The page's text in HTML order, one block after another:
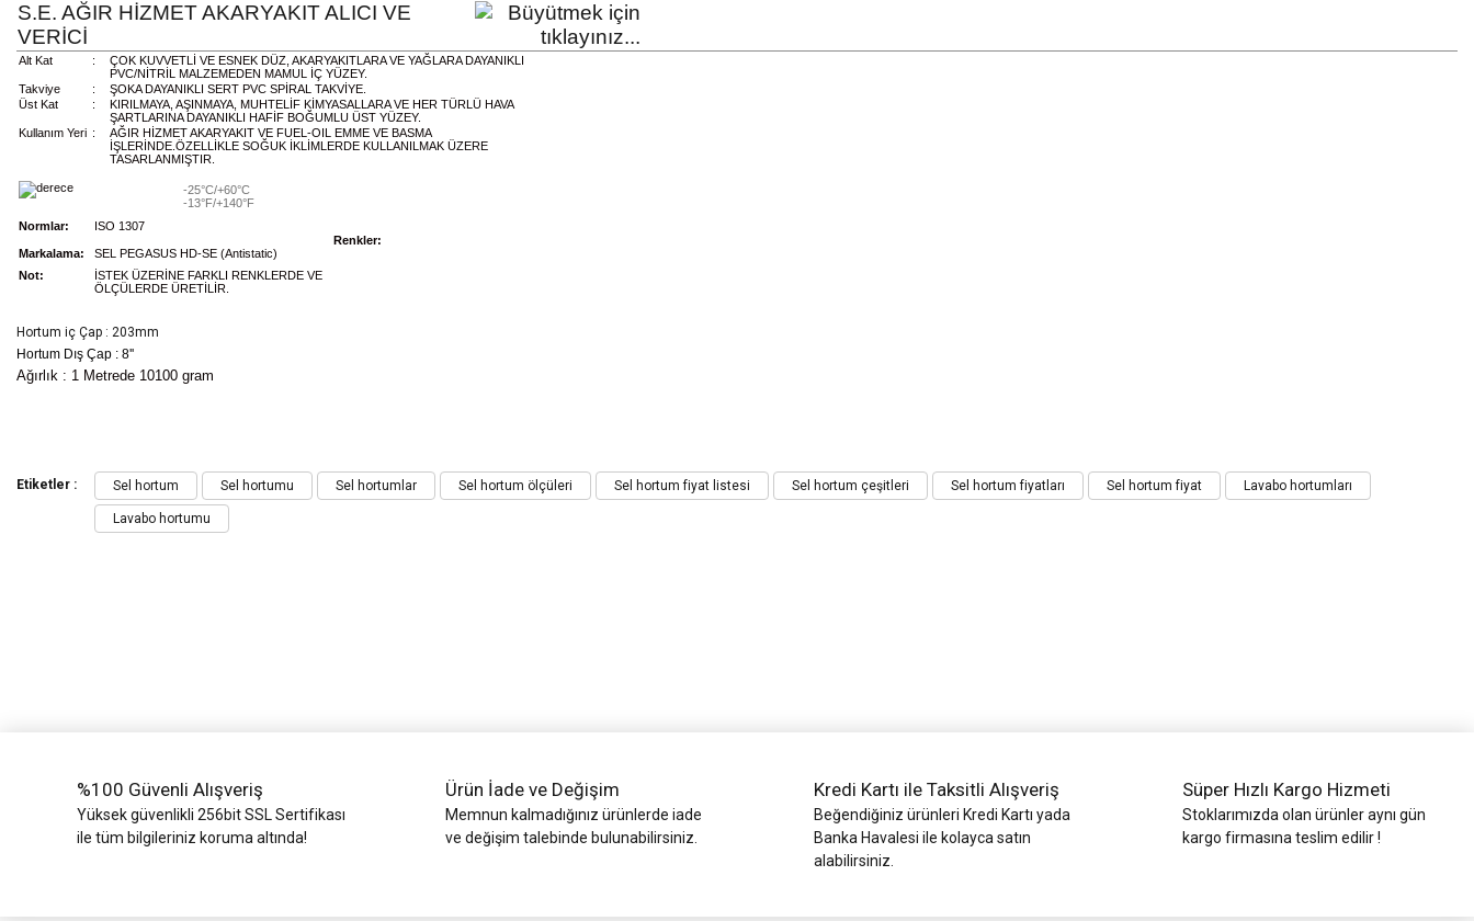
S.E. AĞIR HİZMET AKARYAKIT ALICI VE
VERİCİ
Alt Kat :
ÇOK KUVVETLİ VE ESNEK DÜZ, AKARYAKITLARA VE YAĞLARA DAYANIKLI
PVC/NİTRİL MALZEMEDEN MAMUL İÇ YÜZEY.
Takviye
:
ŞOKA DAYANIKLI SERT PVC SPİRAL TAKVİYE.
Üst Kat
:
KIRILMAYA, AŞINMAYA, MUHTELİF KİMYASALLARA VE HER TÜRLÜ HAVA
ŞARTLARINA DAYANIKLI HAFİF BOĞUMLU ÜST YÜZEY.
Kullanım Yeri :
AĞIR HİZMET AKARYAKIT VE FUEL-OIL EMME VE BASMA
İŞLERİNDE.ÖZELLİKLE SOĞUK İKLİMLERDE KULLANILMAK ÜZERE
TASARLANMIŞTIR.
-25°C/+60°C
-13°F/+140°F
Normlar:
ISO 1307
Renkler:
Markalama:
SEL PEGASUS HD-SE (Antistatic)
Not:
İSTEK ÜZERİNE FARKLI RENKLERDE VE
ÖLÇÜLERDE ÜRETİLİR.
Hortum iç Çap : 203mm
Hortum Dış Çap : 8''
Ağırlık : 1 Metrede 10100 gram
Bu ürüne ilk yorumu siz yapın!
Görüş ve önerileriniz için teşekkür ederiz.
Ürün resmi kalitesiz, bozuk veya görüntülenemiyor.
Etiketler : Sel hortum Sel hortumu Sel hortumlar Sel hortum ölçüleri Sel hortum fiyat listesi Sel hortum çeşitleri Sel hortum fiyatları Sel hortum fiyat Lavabo hortumları
Lavabo hortumu
%100 Güvenli Alışveriş
Yüksek güvenlikli 256bit SSL Sertifikası
ile tüm bilgileriniz koruma altında!
Ürün İade ve Değişim
Memnun kalmadığınız ürünlerde iade
ve değişim talebinde bulunabilirsiniz.
Kredi Kartı ile Taksitli Alışveriş
Beğendiğiniz ürünleri Kredi Kartı yada
Banka Havalesi ile kolayca satın
alabilirsiniz.
Süper Hızlı Kargo Hizmeti
Stoklarımızda olan ürünler aynı gün
kargo firmasına teslim edilir !